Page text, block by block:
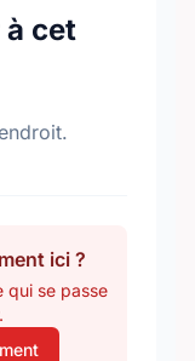
à cet
ici ?
qui se passe